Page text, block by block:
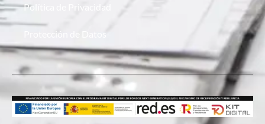
Política de Privacidad
Protección de Datos